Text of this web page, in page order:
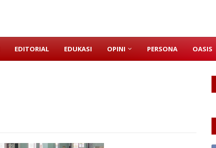
EDITORIAL EDUKASI OPINI PERSONA OASIS